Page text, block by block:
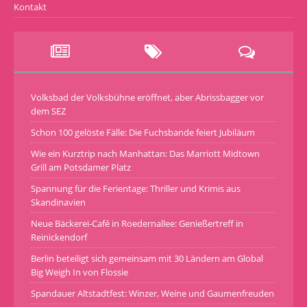
Kontakt
Volksbad der Volksbühne eröffnet, aber Abrissbagger vor
dem SEZ
Schon 100 gelöste Fälle: Die Fuchsbande feiert Jubiläum
Wie ein Kurztrip nach Manhattan: Das Marriott Midtown
Grill am Potsdamer Platz
Spannung für die Ferientage: Thriller und Krimis aus
Skandinavien
Neue Bäckerei-Café in Roedernallee: Genießertreff in
Reinickendorf
Berlin beteiligt sich gemeinsam mit 30 Ländern am Global
Big Weigh In von Flossie
Spandauer Altstadtfest: Winzer, Weine und Gaumenfreuden